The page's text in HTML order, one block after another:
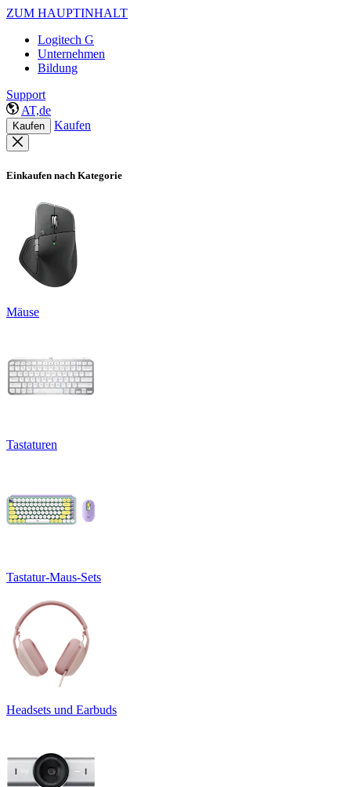
ZUM HAUPTINHALT
Logitech G
Unternehmen
Bildung
Support
AT,de
Kaufen Kaufen
Einkaufen nach Kategorie
Mäuse
Tastaturen
Tastatur-Maus-Sets
Headsets und Earbuds